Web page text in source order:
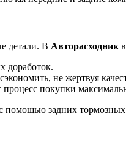
детали. В Авторасходник
доработок.
не жертвуя
процесс покупки
задних